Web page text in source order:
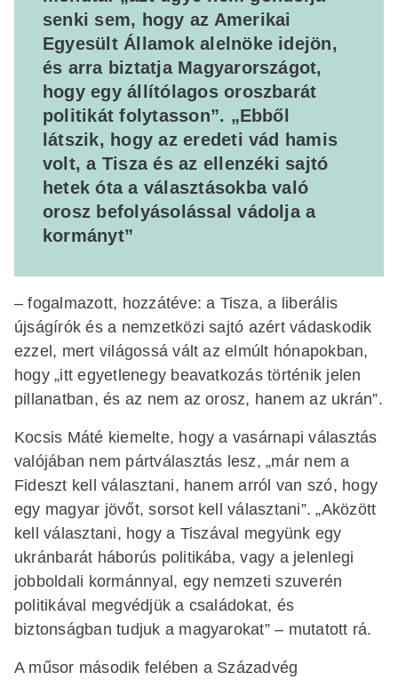
senki sem, hogy az Amerikai
Egyesült Államok alelnöke idejön,
és arra biztatja Magyarországot,
hogy egy állítólagos oroszbarát
politikát folytasson”. „Ebből
látszik, hogy az eredeti vád hamis
volt, a Tisza és az ellenzéki sajtó
hetek óta a választásokba való
orosz befolyásolással vádolja a
kormányt”
– fogalmazott, hozzátéve: a Tisza, a liberális
újságírók és a nemzetközi sajtó azért vádaskodik
ezzel, mert világossá vált az elmúlt hónapokban,
hogy „itt egyetlenegy beavatkozás történik jelen
pillanatban, és az nem az orosz, hanem az ukrán”.
Kocsis Máté kiemelte, hogy a vasárnapi választás
valójában nem pártválasztás lesz, „már nem a
Fideszt kell választani, hanem arról van szó, hogy
egy magyar jövőt, sorsot kell választani”. „Aközött
kell választani, hogy a Tiszával megyünk egy
ukránbarát háborús politikába, vagy a jelenlegi
jobboldali kormánnyal, egy nemzeti szuverén
politikával megvédjük a családokat, és
biztonságban tudjuk a magyarokat” – mutatott rá.
A műsor második felében a Századvég